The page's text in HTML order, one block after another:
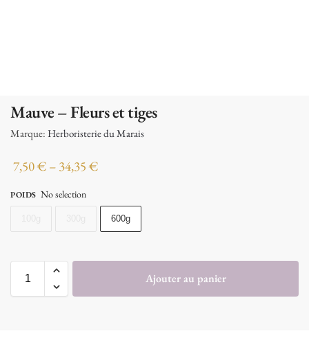
Mauve – Fleurs et tiges
Marque: Herboristerie du Marais
7,50€ – 34,35€
POIDS No selection
600g
Ajouter au panier